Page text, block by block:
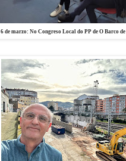
6 de marzo: No Congreso Local do PP de O Barco